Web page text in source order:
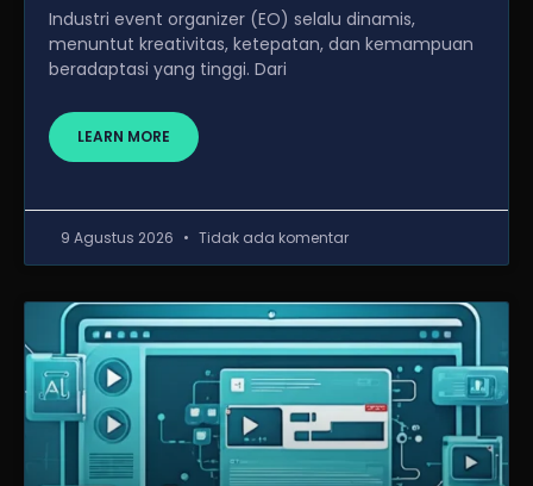
Industri event organizer (EO) selalu dinamis,
menuntut kreativitas, ketepatan, dan kemampuan
beradaptasi yang tinggi. Dari
LEARN MORE
9 Agustus 2026 Tidak ada komentar